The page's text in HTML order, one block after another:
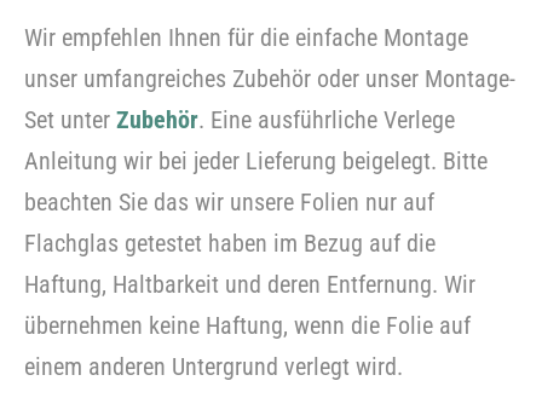
Bitte
beachten Sie, dass wir Folien nur im
Wir empfehlen Ihnen für die einfache Montage
unser umfangreiches Zubehör oder unser Montage-
Set unter Zubehör. Eine ausführliche Verlege
Anleitung wir bei jeder Lieferung beigelegt. Bitte
beachten Sie das wir unsere Folien nur auf
Flachglas getestet haben im Bezug auf die
Haftung, Haltbarkeit und deren Entfernung. Wir
übernehmen keine Haftung, wenn die Folie auf
einem anderen Untergrund verlegt wird.